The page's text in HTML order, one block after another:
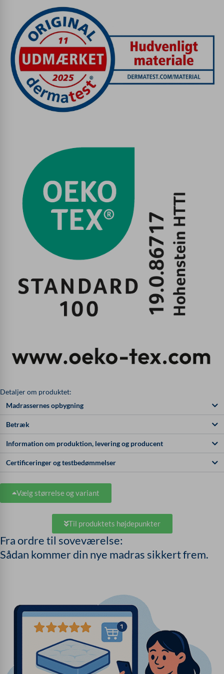
Detaljer om produktet:
Madrassernes opbygning
Betræk
Information om produktion, levering og producent
Certificeringer og testbedømmelser
Vælg størrelse og variant
Til produktets højdepunkter
Fra ordre til soveværelse:
Sådan kommer din nye madras sikkert frem.